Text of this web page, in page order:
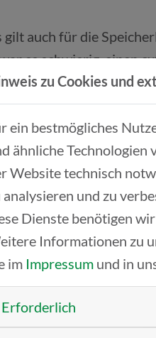
auch für die
es schwierig, einen
zu finden. Anstatt zu
Betrieb selbst zu
Gastronomie und ohne
machbar ist.
gewinnt. Also
ein Konzept,
uns die Schürzen um
zu Cookies und
ein bestmögliches
ähnliche Technologien
Website technisch
analysieren und zu
Dienste benötigen
Informationen zu
im Impressum und in
Erforderlich